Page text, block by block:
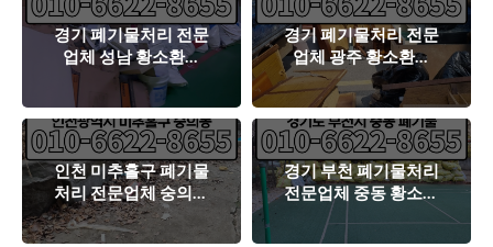
경기 폐기물처리 전문
업체 성남 황소환경
소사개발 지하주차장
폐기물처리 작업
경기 폐기물처리 전문
업체 광주 황소환경
소사개발 가정집 폐기
물처리 현장 작업일지
인천 미추홀구 폐기물
처리 전문업체 숭의동
황소환경 소사개발 가
정집 폐기물처리 작업
경기 부천 폐기물처리
전문업체 중동 황소환
경 소사개발 처리과정
현장일지